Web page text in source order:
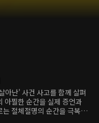
아난' 사건 사고를 함께 살펴
아찔한 순간을 실제 증언과
절체절명의 순간을 극복한